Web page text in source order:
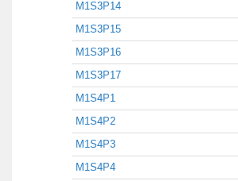
M1S3P14
M1S3P15
M1S3P16
M1S3P17
M1S4P1
M1S4P2
M1S4P3
M1S4P4